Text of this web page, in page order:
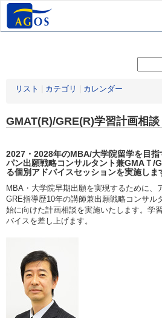
リスト カテゴリ カレンダー
GMAT(R)/GRE(R)学習計画相談
2027・2028年のMBA/大学院留学を目指
パン出願戦略コンサルタント兼GMAＴ/
る個別アドバイスセッションを実施しま
MBA・大学院早期出願を実現するために、
GRE指導歴10年の講師兼出願戦略コンサル
始に向けた計画相談を実施いたします。学
バイスを差し上げます。